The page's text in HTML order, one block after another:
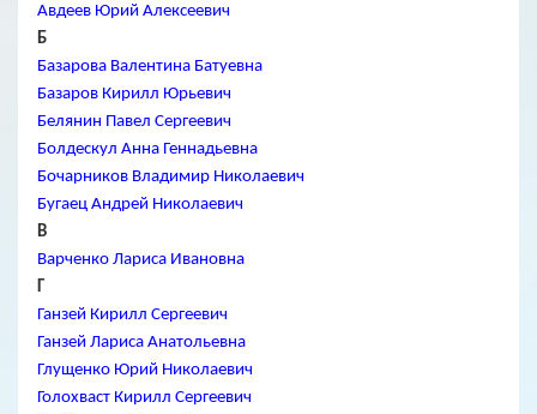
Авдеев Юрий Алексеевич
Б
Базарова Валентина Батуевна
Базаров Кирилл Юрьевич
Белянин Павел Сергеевич
Болдескул Анна Геннадьевна
Бочарников Владимир Николаевич
Бугаец Андрей Николаевич
В
Варченко Лариса Ивановна
Г
Ганзей Кирилл Сергеевич
Ганзей Лариса Анатольевна
Глущенко Юрий Николаевич
Голохваст Кирилл Сергеевич